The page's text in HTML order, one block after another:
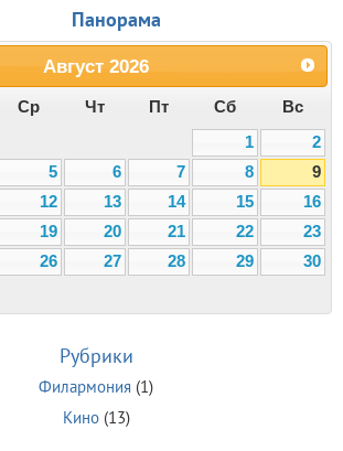
Панорама
Август 2026
Ср Чт Пт Сб
Вс
1
2
5 6 7 8
9
12 13 14 15
16
19 20 21 22
23
26 27 28 29
30
Рубрики
Филармония (1)
Кино(13)